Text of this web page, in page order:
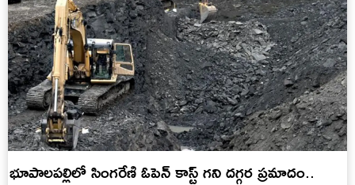
భూపాలపల్లిలో సింగరేణి ఓపెన్ కాస్ట్ గని దగ్గర ప్రమాదం..